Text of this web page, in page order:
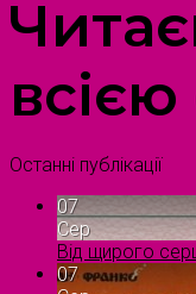
всією
Останні публікації
07
Сер
Від щирого
07